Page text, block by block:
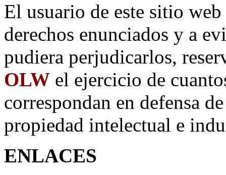
El usuario de este sitio
derechos enunciados y a
pudiera perjudicarlos,
OLW el ejercicio de
correspondan en defensa
propiedad intelectual e
ENLACES